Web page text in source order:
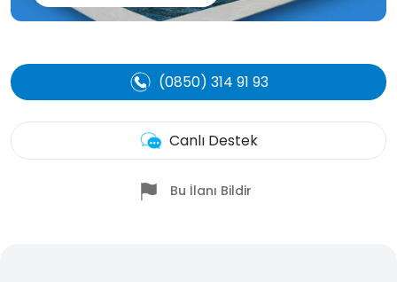
(0850) 314 91 93
Canlı Destek
Bu İlanı Bildir